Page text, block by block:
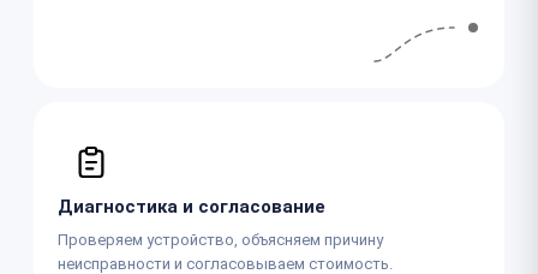
Диагностика и согласование
Проверяем устройство, объясняем причину
неисправности и согласовываем стоимость.